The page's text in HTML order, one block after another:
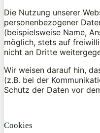
Die Nutzung unserer
personenbezogener
(beispielsweise Name,
möglich, stets auf
nicht an Dritte
Wir weisen darauf hin,
(z.B. bei der
Schutz der Daten vor
Cookies